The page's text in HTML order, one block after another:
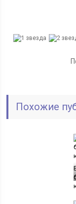
Похожие